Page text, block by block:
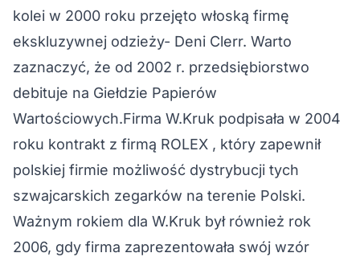
kolei w 2000 roku przejęto włoską firmę
ekskluzywnej odzieży- Deni Clerr. Warto
zaznaczyć, że od 2002 r. przedsiębiorstwo
debituje na Giełdzie Papierów
Wartościowych.Firma W.Kruk podpisała w 2004
roku kontrakt z firmą ROLEX , który zapewnił
polskiej firmie możliwość dystrybucji tych
szwajcarskich zegarków na terenie Polski.
Ważnym rokiem dla W.Kruk był również rok
2006, gdy firma zaprezentowała swój wzór